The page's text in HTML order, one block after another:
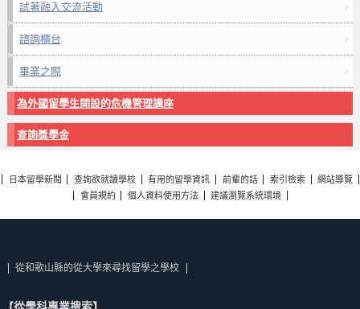
試著融入交流活動
諮詢櫃台
畢業之際
為外國留學生開設的危機管理講座
查詢獎學金
日本留學新聞 查詢欲就讀學校 有用的留學資訊 前輩的話 索引檢索
網站導覽
會員規約
個人資料使用方法 建議瀏覽系統環境
從和歌山縣的從大學來尋找留學之學校